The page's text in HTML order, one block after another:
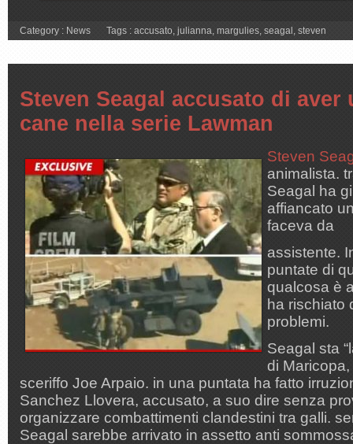
Category : News Tags : accusato, julianna, margulies, seagal, steven
Steven Seagal accusato di aver
cane nella serie Lawman
Steven
animalista.
Seagal ha
affiancato
faceva da
assistente.
puntate di
qualcosa è
ha rischiato
problemi.
Seagal sta
di
sceriffo Joe Arpaio. in una puntata ha fatto
Sanchez Llovera, accusato, a suo dire senza
organizzare combattimenti clandestini tra galli.
Seagal sarebbe arrivato in assetto anti